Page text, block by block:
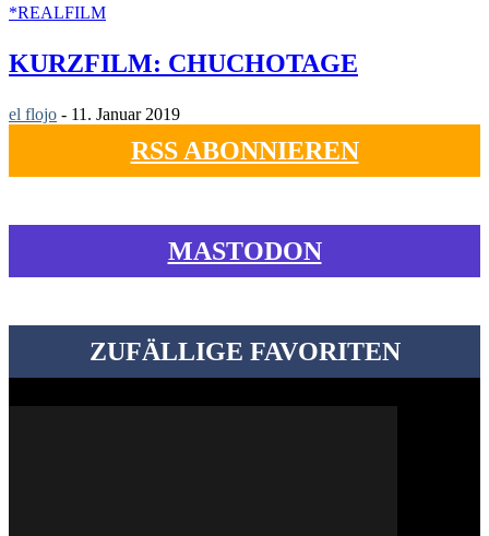
*REALFILM
KURZFILM: CHUCHOTAGE
el flojo - 11. Januar 2019
RSS ABONNIEREN
MASTODON
ZUFÄLLIGE FAVORITEN